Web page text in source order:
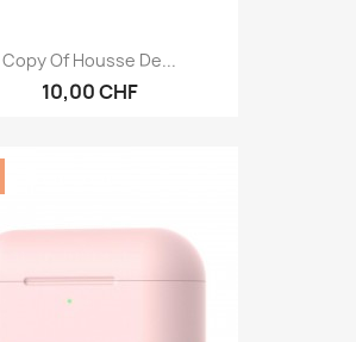
Copy Of Housse De...
10,00 CHF